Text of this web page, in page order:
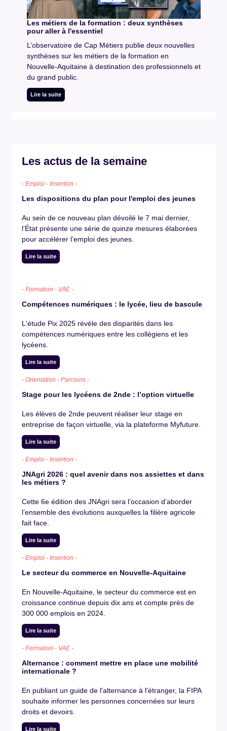
Les métiers de la formation : deux synthèses
pour aller à l'essentiel
L’observatoire de Cap Métiers publie deux nouvelles
synthèses sur les métiers de la formation en
Nouvelle-Aquitaine à destination des professionnels et
du grand public.
Lire la suite
Les actus de la semaine
- Emploi - Insertion -
Les dispositions du plan pour l'emploi des jeunes
Au sein de ce nouveau plan dévoilé le 7 mai dernier,
l’État présente une série de quinze mesures élaborées
pour accélérer l’emploi des jeunes.
Lire la suite
- Formation - VAE -
Compétences numériques : le lycée, lieu de bascule
L'étude Pix 2025 révèle des disparités dans les
compétences numériques entre les collégiens et les
lycéens.
Lire la suite
- Orientation - Parcours -
Stage pour les lycéens de 2nde : l’option virtuelle
Les élèves de 2nde peuvent réaliser leur stage en
entreprise de façon virtuelle, via la plateforme Myfuture.
Lire la suite
- Emploi - Insertion -
JNAgri 2026 : quel avenir dans nos assiettes et dans
les métiers ?
Cette 6e édition des JNAgri sera l’occasion d’aborder
l’ensemble des évolutions auxquelles la filière agricole
fait face.
Lire la suite
- Emploi - Insertion -
Le secteur du commerce en Nouvelle-Aquitaine
En Nouvelle-Aquitaine, le secteur du commerce est en
croissance continue depuis dix ans et compte près de
300 000 emplois en 2024.
Lire la suite
- Formation - VAE -
Alternance : comment mettre en place une mobilité
internationale ?
En publiant un guide de l'alternance à l'étranger, la FIPA
souhaite informer les personnes concernées sur leurs
droits et devoirs.
Lire la suite